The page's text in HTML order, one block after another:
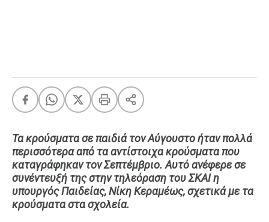
A-List LGBTQI+
LIFE
Τα κρούσματα σε παιδιά τον Αύγουστο ήταν πολλά
περισσότερα από τα αντίστοιχα κρούσματα που
καταγράφηκαν τον Σεπτέμβριο. Αυτό ανέφερε σε
συνέντευξή της στην τηλεόραση του ΣΚΑΙ η
υπουργός Παιδείας, Νίκη Κεραμέως, σχετικά με τα
κρούσματα στα σχολεία.